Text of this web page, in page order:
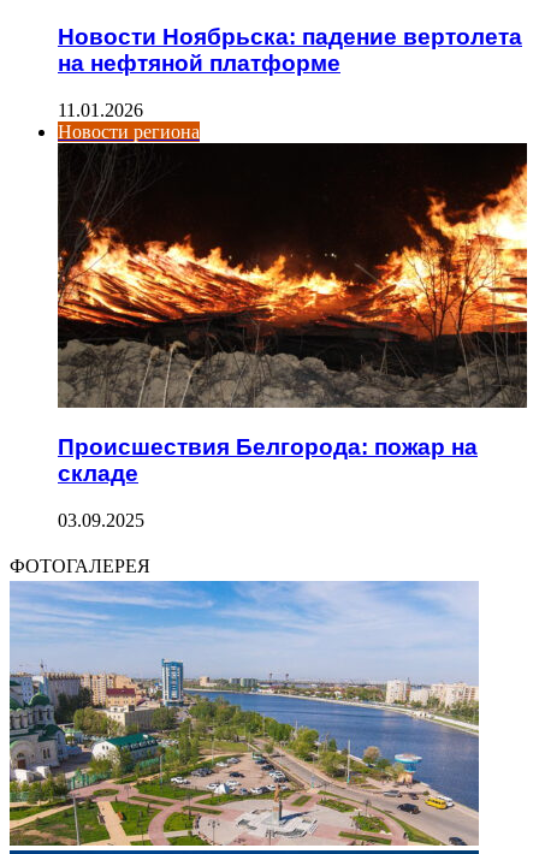
Новости Ноябрьска: падение вертолета
на нефтяной платформе
11.01.2026
Новости региона
Происшествия Белгорода: пожар на
складе
03.09.2025
ФОТОГАЛЕРЕЯ